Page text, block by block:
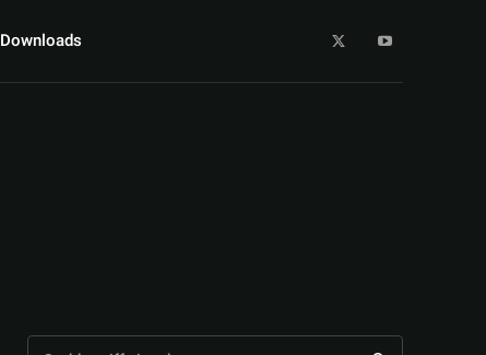
Downloads